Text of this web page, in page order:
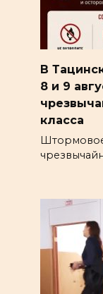
В
8 и 9
класса